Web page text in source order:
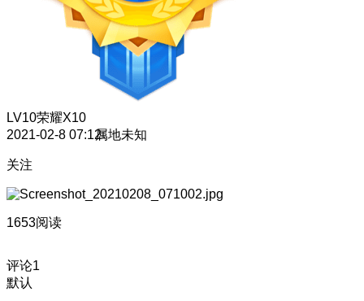
LV10荣耀X10
2021-02-8 07:12属地未知
关注
1653阅读
评论1
默认